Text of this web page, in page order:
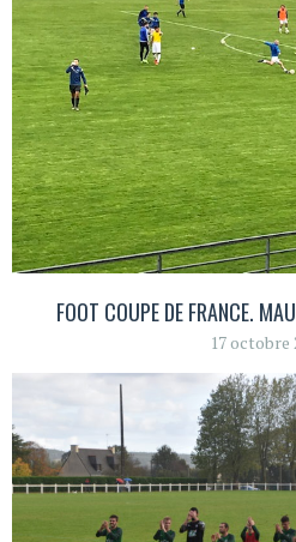
FOOT COUPE DE FRANCE.
17 octobre